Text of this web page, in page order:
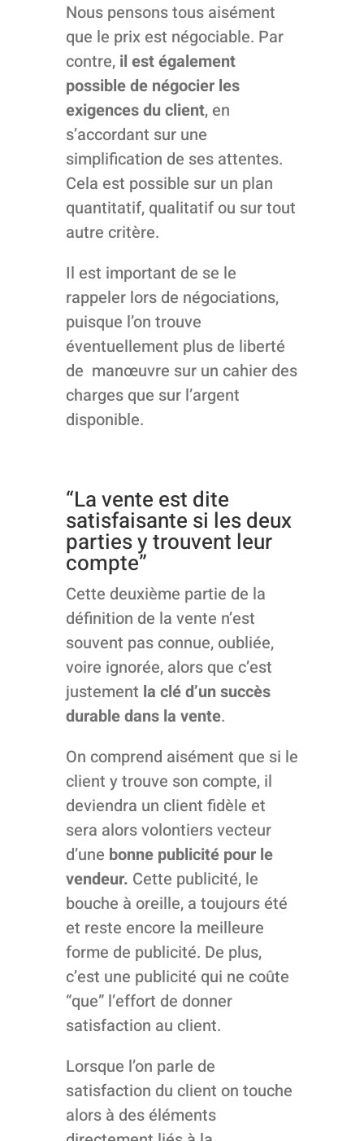
Nous pensons tous aisément
que le prix est négociable. Par
contre, il est également
possible de négocier les
exigences du client, en
s’accordant sur une
simplification de ses attentes.
Cela est possible sur un plan
quantitatif, qualitatif ou sur tout
autre critère.
Il est important de se le
rappeler lors de négociations,
puisque l’on trouve
éventuellement plus de liberté
de manœuvre sur un cahier des
charges que sur l’argent
disponible.
“La vente est dite
satisfaisante si les deux
parties y trouvent leur
compte”
Cette deuxième partie de la
définition de la vente n’est
souvent pas connue, oubliée,
voire ignorée, alors que c’est
justement la clé d’un succès
durable dans la vente.
On comprend aisément que si le
client y trouve son compte, il
deviendra un client fidèle et
sera alors volontiers vecteur
d’une bonne publicité pour le
vendeur. Cette publicité, le
bouche à oreille, a toujours été
et reste encore la meilleure
forme de publicité. De plus,
c’est une publicité qui ne coûte
“que” l’effort de donner
satisfaction au client.
Lorsque l’on parle de
satisfaction du client on touche
alors à des éléments